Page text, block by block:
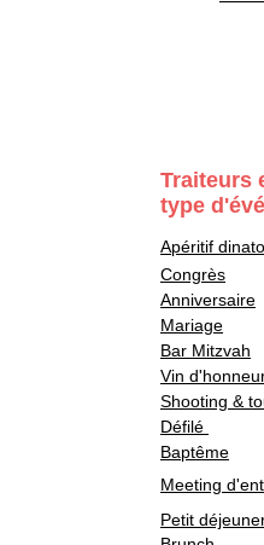
Traiteurs
type
Apéritif
Congrès
Anniversaire
Mariage
Bar Mitzvah
Vin
Shooting &
Défilé
Baptême
Meeting
Petit